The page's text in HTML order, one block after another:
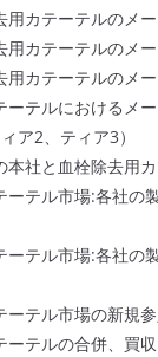
用カテーテルのメ
用カテーテルのメ
用カテーテルのメ
ーテルにおけるメ
ア2、ティア3）
本社と血栓除去用
ーテル市場:各社の
ーテル市場:各社の
ーテル市場の新規
ーテルの合併、買